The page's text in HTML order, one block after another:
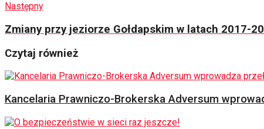
Następny
Zmiany przy jeziorze Gołdapskim w latach 2017-
Czytaj również
Kancelaria Prawniczo-Brokerska Adversum